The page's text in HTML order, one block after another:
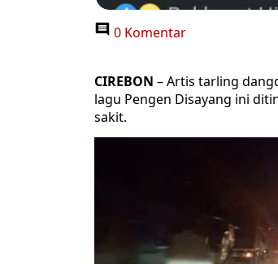
0 Komentar
CIREBON – Artis tarling
lagu Pengen Disayang ini
sakit.